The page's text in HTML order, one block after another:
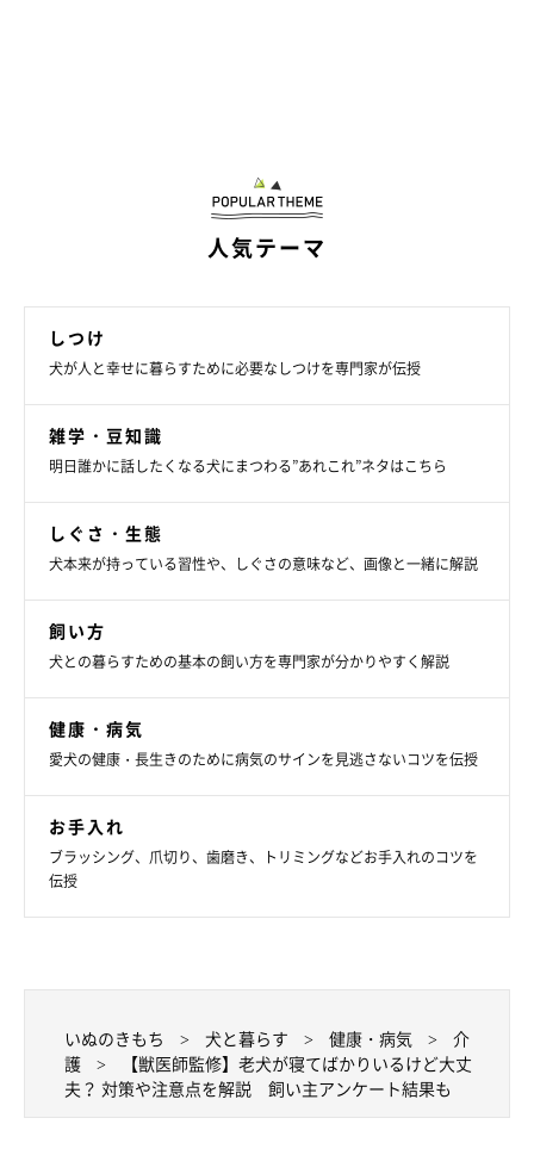
散歩などで気分転換させる
ます。また、衰えがちな老犬の筋力を維持するためには、体力に
合わせた散歩がとても重要になるので、無理のない範囲で散歩に
連れて行くようにしましょう。
関連記事:
体力が落ちたシニア犬の散歩、どうする？シニ
ア犬の散歩のコツ
かけない範囲で、なるべく多く散歩の機会をつくってあげることが
大切。今回は、シニア犬に散歩が必要な理由や、シニア犬の散歩の
コツについてご紹介します。
睡眠時間が長くなると、犬自身も気付かないうちに脱水状態に陥
人気テーマ
しつけ
犬が人と幸せに暮らすために必要なしつけを専門家が伝授
雑学・豆知識
明日誰かに話したくなる犬にまつわる”あれこれ”ネタはこちら
しぐさ・生態
犬本来が持っている習性や、しぐさの意味など、画像と一緒に解説
飼い方
犬との暮らすための基本の飼い方を専門家が分かりやすく解説
健康・病気
愛犬の健康・長生きのために病気のサインを見逃さないコツを伝授
お手入れ
ブラッシング、爪切り、歯磨き、トリミングなどお手入れのコツを
伝授
いぬのきもち 犬と暮らす 健康・病気
介
護
【獣医師監修】老犬が寝てばかりいるけど大丈
夫？ 対策や注意点を解説 飼い主アンケート結果も